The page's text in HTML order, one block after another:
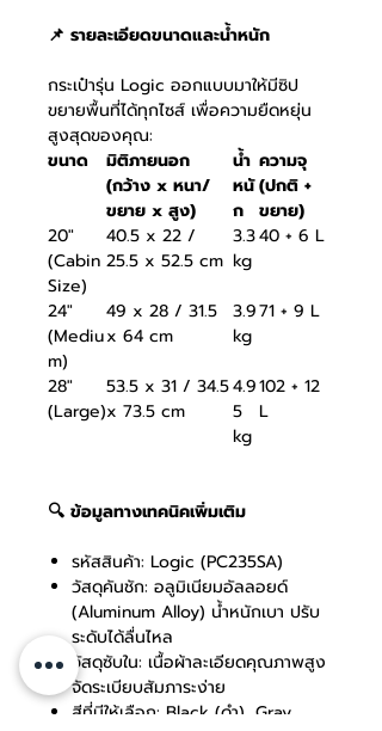
📌 รายละเอียดขนาดและน้ำหนัก
กระเป๋ารุ่น Logic ออกแบบมาให้มีซิป
ขยายพื้นที่ได้ทุกไซส์ เพื่อความยืดหยุ่น
สูงสุดของคุณ:
ขนาด
มิติภายนอก
(กว้าง x หนา/
ขยาย x สูง)
น้ำ
หนั
ก
ความจุ
(ปกติ +
ขยาย)
20"
(Cabin
Size)
40.5 x 22 /
25.5 x 52.5 cm
3.3
kg
40 + 6 L
24"
(Mediu
m)
49 x 28 / 31.5
x 64 cm
3.9
kg
71 + 9 L
28"
(Large)
53.5 x 31 / 34.5
x 73.5 cm
4.9
5
kg
102 + 12
L
🔍 ข้อมูลทางเทคนิคเพิ่มเติม
รหัสสินค้า: Logic (PC235SA)
วัสดุคันชัก: อลูมิเนียมอัลลอยด์
(Aluminum Alloy) น้ำหนักเบา ปรับ
ระดับได้ลื่นไหล
วัสดุซับใน: เนื้อผ้าละเอียดคุณภาพสูง
จัดระเบียบสัมภาระง่าย
สีที่มีให้เลือก: Black (ดำ), Gray